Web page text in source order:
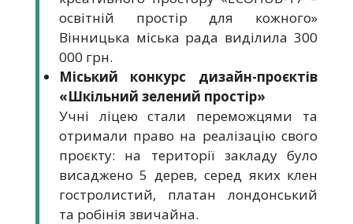
освітній простір для кожного»
Вінницька міська рада виділила 300
000 грн.
Міський конкурс дизайн-проєктів
«Шкільний зелений простір»
Учні ліцею стали переможцями та
отримали право на реалізацію свого
проєкту: на території закладу було
висаджено 5 дерев, серед яких клен
гостролистий, платан лондонський
та робінія звичайна.